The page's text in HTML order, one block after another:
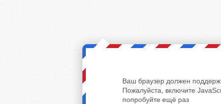
Ваш браузер должен
Пожалуйста, включите
попробуйте ещё раз